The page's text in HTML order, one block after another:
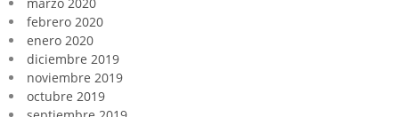
marzo 2020
febrero 2020
enero 2020
diciembre 2019
noviembre 2019
octubre 2019